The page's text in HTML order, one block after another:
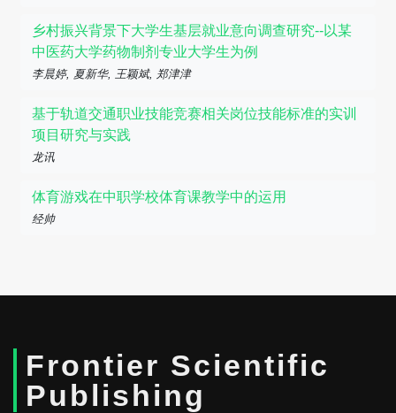
乡村振兴背景下大学生基层就业意向调查研究--以某
中医药大学药物制剂专业大学生为例
李晨婷, 夏新华, 王颖斌, 郑津津
基于轨道交通职业技能竞赛相关岗位技能标准的实训
项目研究与实践
龙讯
体育游戏在中职学校体育课教学中的运用
经帅
Frontier Scientific
Publishing